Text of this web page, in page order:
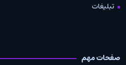
تبلیغات
صفحات مهم